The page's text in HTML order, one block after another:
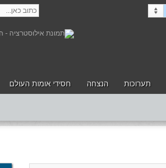
תערוכות הנצחה חסידי אומות העולם